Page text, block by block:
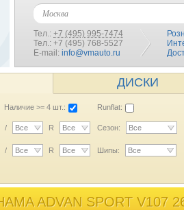
Москва
Тел.: +7 (495) 995-7474
Тел.: +7 (495) 768-5527
E-mail: info@vmauto.ru
ДИСКИ
Наличие >= 4 шт.: Runflat:
/ Все R Все Сезон: Все
/ Все R Все Шипы: Все
ADVAN SPORT V107